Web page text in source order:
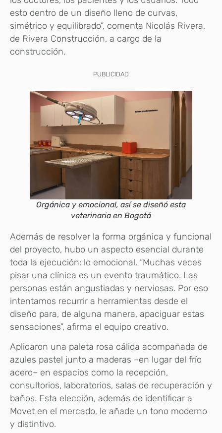
esto dentro de un diseño lleno de curvas,
simétrico y equilibrado”, comenta Nicolás Rivera,
de Rivera Construcción, a cargo de la
construcción.
PUBLICIDAD
Orgánica y emocional, así se diseñó esta
veterinaria en Bogotá
Además de resolver la forma orgánica y funcional
del proyecto, hubo un aspecto esencial durante
toda la ejecución: lo emocional. “Muchas veces
pisar una clínica es un evento traumático. Las
personas están angustiadas y nerviosas. Por eso
intentamos recurrir a herramientas desde el
diseño para, de alguna manera, apaciguar estas
sensaciones”, afirma el equipo creativo.
Aplicaron una paleta rosa cálida acompañada de
azules pastel junto a maderas –en lugar del frío
acero– en espacios como la recepción,
consultorios, laboratorios, salas de recuperación y
baños. Esta elección, además de identificar a
Movet en el mercado, le añade un tono moderno
y distintivo.